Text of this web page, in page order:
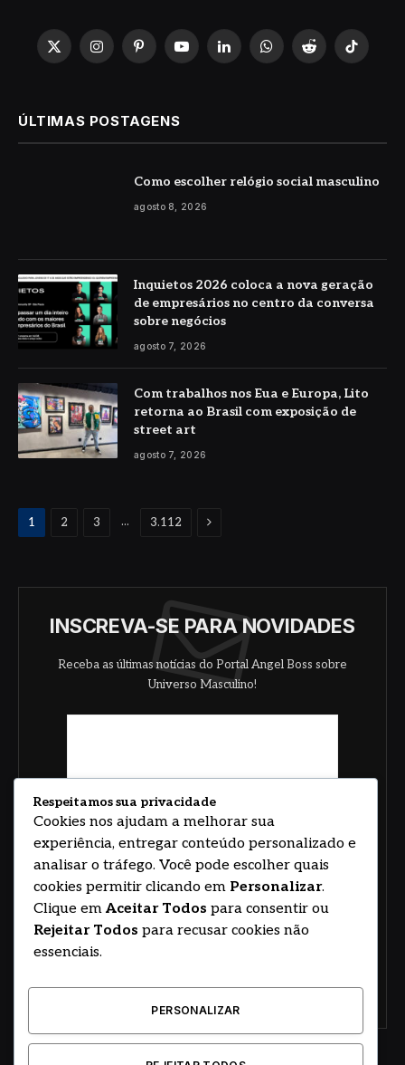
X
InstagramPinterestYouTubeLinkedInWhatsApp
Reddit TikTok
ÚLTIMAS POSTAGENS
Como escolher relógio social masculino
agosto 8, 2026
Inquietos 2026 coloca a nova geração
de empresários no centro da conversa
sobre negócios
agosto 7, 2026
Com trabalhos nos Eua e Europa, Lito
retorna ao Brasil com exposição de
street art
agosto 7, 2026
1 2 3 ... 3.112 Proximo
INSCREVA-SE PARA NOVIDADES
Receba as últimas notícias do Portal Angel Boss sobre
Universo Masculino!
Respeitamos sua privacidade
Cookies nos ajudam a melhorar sua
experiência, entregar conteúdo personalizado e
analisar o tráfego. Você pode escolher quais
cookies permitir clicando em Personalizar.
Clique em Aceitar Todos para consentir ou
Rejeitar Todos para recusar cookies não
essenciais.
PERSONALIZAR